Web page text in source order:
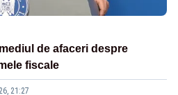
de afaceri despre
fiscale
21:27